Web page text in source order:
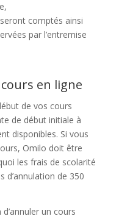
comptés ainsi
par l’entremise
en ligne
de vos cours
de début initiale à
disponibles. Si vous
Omilo doit être
les frais de scolarité
d’annulation de 350
un cours